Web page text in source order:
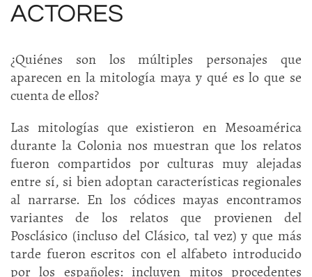
ACTORES
¿Quiénes son los múltiples personajes que
aparecen en la mitología maya y qué es lo que se
cuenta de ellos?
Las mitologías que existieron en Mesoamérica
durante la Colonia nos muestran que los relatos
fueron compartidos por culturas muy alejadas
entre sí, si bien adoptan características regionales
al narrarse. En los códices mayas encontramos
variantes de los relatos que provienen del
Posclásico (incluso del Clásico, tal vez) y que más
tarde fueron escritos con el alfabeto introducido
por los españoles: incluyen mitos procedentes